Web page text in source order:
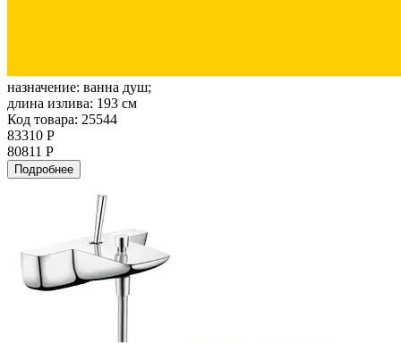
назначение: ванна душ;
длина излива: 193 см
Код товара: 25544
83310 Р
80811 Р
Подробнее